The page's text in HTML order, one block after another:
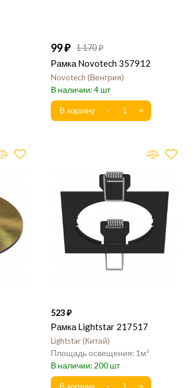
99 1 170
Рамка Novotech 357912
Novotech Венгрия
4
523
Рамка Lightstar 217517
Lightstar Китай
1
200